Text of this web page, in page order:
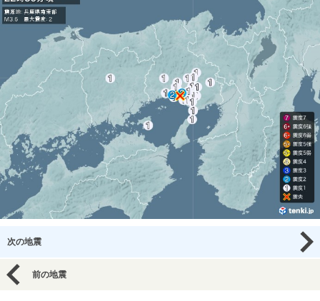
次の地震
前の地震